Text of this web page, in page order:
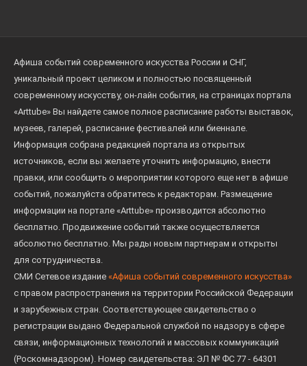
Афиша событий современного искусства России и СНГ,
уникальный проект целиком и полностью посвященный
современному искусству, он-лайн события, на страницах портала
«Arttube» Вы найдете самое полное расписание работы выставок,
музеев, галерей, расписание фестивалей или биеннале.
Информация собрана редакцией портала из открытых
источников, если вы желаете уточнить информацию, внести
правки, или сообщить о мероприятии которого еще нет в афише
событий, пожалуйста обратитесь к редакторам. Размещение
информации на портале «Arttube» производится абсолютно
бесплатно. Продвижение событий также осуществляется
абсолютно бесплатно. Мы рады новым партнерам и открыты
для сотрудничества.
СМИ Сетевое издание «Афиша событий современного искусства»
с правом распространения на территории Российской Федерации
и зарубежных стран. Соответствующее свидетельство о
регистрации выдано Федеральной службой по надзору в сфере
связи, информационных технологий и массовых коммуникаций
(Роскомнадзором). Номер свидетельства: ЭЛ № ФС 77 - 64301